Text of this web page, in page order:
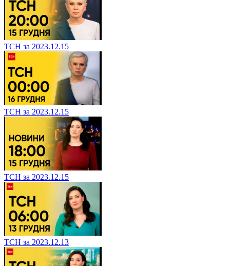
ТСН за 2023.12.15
ТСН за 2023.12.15
ТСН за 2023.12.15
ТСН за 2023.12.13